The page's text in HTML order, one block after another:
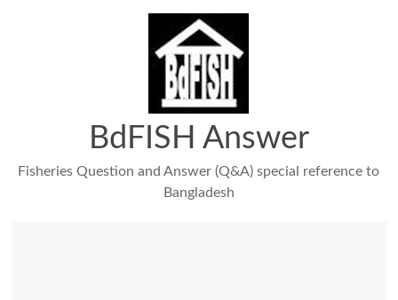
BdFISH Answer
Fisheries Question and Answer (Q&A) special reference to
Bangladesh